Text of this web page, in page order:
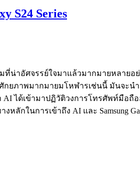
S24 Series
ที่น่าอัศจรรย์ใจมาแล้วมากมายหลายอ
กยภาพมากมายมโหฬารเช่นนี้ มันจะน
ได้เข้ามาปฏิวัติวงการโทรศัพท์มือถื
ลักในการเข้าถึง AI และ Samsung